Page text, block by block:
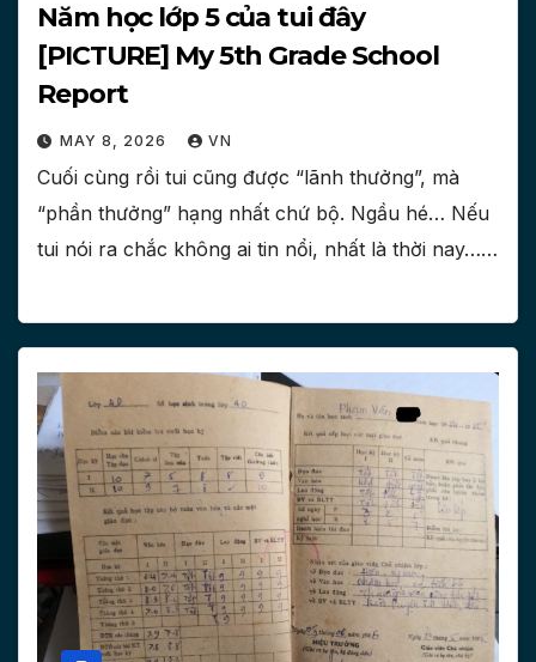
Năm học lớp 5 của tui đây
[PICTURE] My 5th Grade School
Report
MAY 8, 2026 VN
Cuối cùng rồi tui cũng được “lãnh thưởng”, mà
“phần thưởng” hạng nhất chứ bộ. Ngầu hé… Nếu
tui nói ra chắc không ai tin nổi, nhất là thời nay……